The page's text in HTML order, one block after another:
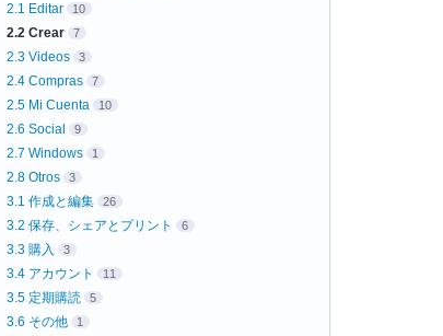
2.1 Editar 10
2.2 Crear 7
2.3 Videos 3
2.4 Compras 7
2.5 Mi Cuenta 10
2.6 Social 9
2.7 Windows 1
2.8 Otros 3
3.1 作成と編集 26
3.2 保存、シェアとプリント 6
3.3 購入 3
3.4 アカウント 11
3.5 定期購読 5
3.6 その他 1